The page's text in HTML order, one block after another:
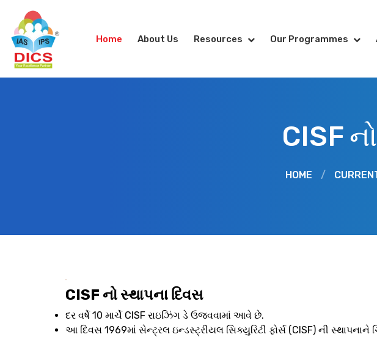
Home About Us Resources Our Programmes
CISF
HOME /
CISF નો સ્થાપના દિવસ
દર વર્ષે 10 માર્ચે CISF રાઇઝિંગ ડે ઉજવવામાં આવે છે.
આ દિવસ 1969માં સેન્ટ્રલ ઇન્ડસ્ટ્રીયલ સિક્યુરિટી ફોર્સ (CISF) ની સ્થાપનાને